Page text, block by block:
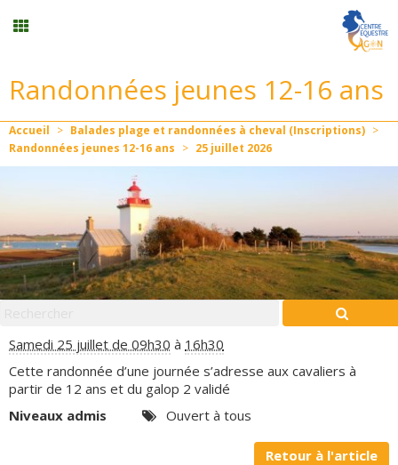
Stages vacances
Planning
Formation professionnelle
0 Panier
Randonnées jeunes 12-16 ans
Accueil > Balades plage et randonnées à cheval (Inscriptions) >
Randonnées jeunes 12-16 ans > 25 juillet 2026
Samedi 25 juillet de 09h30 à 16h30
Cette randonnée d’une journée s’adresse aux cavaliers à
partir de 12 ans et du galop 2 validé
Niveaux admis
Ouvert à tous
Retour à l'article